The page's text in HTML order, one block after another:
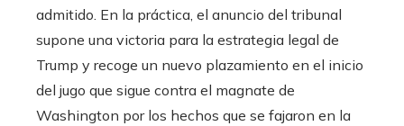
admitido. En la práctica, el anuncio del tribunal
supone una victoria para la estrategia legal de
Trump y recoge un nuevo plazamiento en el inicio
del jugo que sigue contra el magnate de
Washington por los hechos que se fajaron en la